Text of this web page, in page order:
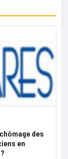
des
en